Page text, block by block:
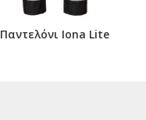
Παντελόνι Iona Lite